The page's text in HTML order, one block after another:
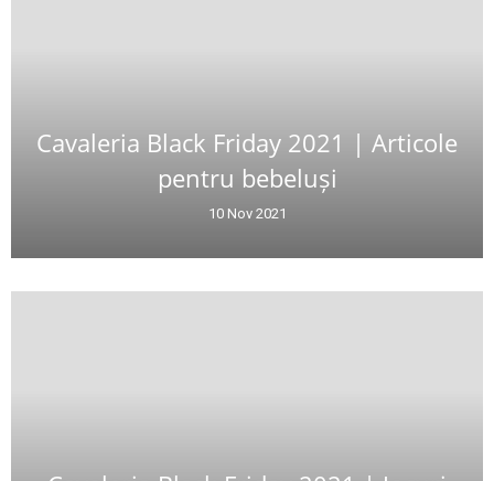
Cavaleria Black Friday 2021 | Articole
pentru bebeluși
10 Nov 2021